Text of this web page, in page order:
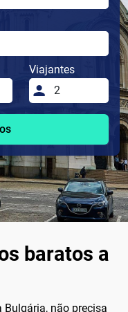
Viajantes
baratos a
não precisa